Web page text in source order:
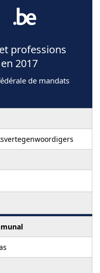
professions
2017
de mandats